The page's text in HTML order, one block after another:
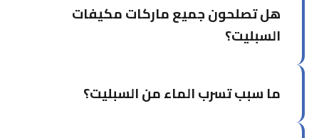
هل تصلحون جميع ماركات مكيفات
السبليت؟
Samsung، Carrier، Daikin، Gree، Mitsubishi،
ما سبب تسرب الماء من السبليت؟